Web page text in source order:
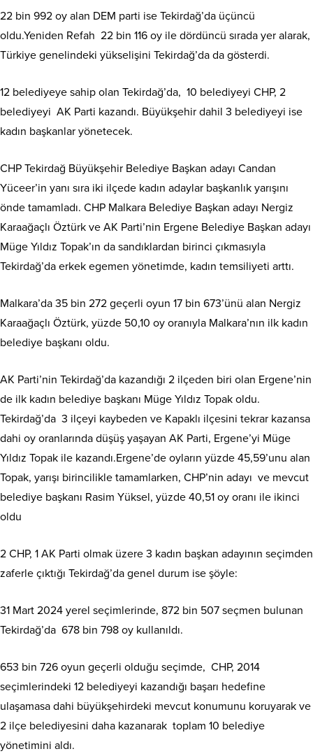
22 bin 992 oy alan DEM parti ise Tekirdağ’da üçüncü
oldu.Yeniden Refah 22 bin 116 oy ile dördüncü sırada yer alarak,
Türkiye genelindeki yükselişini Tekirdağ’da da gösterdi.
12 belediyeye sahip olan Tekirdağ’da, 10 belediyeyi CHP, 2
belediyeyi AK Parti kazandı. Büyükşehir dahil 3 belediyeyi ise
kadın başkanlar yönetecek.
CHP Tekirdağ Büyükşehir Belediye Başkan adayı Candan
Yüceer’in yanı sıra iki ilçede kadın adaylar başkanlık yarışını
önde tamamladı. CHP Malkara Belediye Başkan adayı Nergiz
Karaağaçlı Öztürk ve AK Parti’nin Ergene Belediye Başkan adayı
Müge Yıldız Topak’ın da sandıklardan birinci çıkmasıyla
Tekirdağ’da erkek egemen yönetimde, kadın temsiliyeti arttı.
Malkara’da 35 bin 272 geçerli oyun 17 bin 673’ünü alan Nergiz
Karaağaçlı Öztürk, yüzde 50,10 oy oranıyla Malkara’nın ilk kadın
belediye başkanı oldu.
AK Parti’nin Tekirdağ’da kazandığı 2 ilçeden biri olan Ergene’nin
de ilk kadın belediye başkanı Müge Yıldız Topak oldu.
Tekirdağ’da 3 ilçeyi kaybeden ve Kapaklı ilçesini tekrar kazansa
dahi oy oranlarında düşüş yaşayan AK Parti, Ergene’yi Müge
Yıldız Topak ile kazandı.Ergene’de oyların yüzde 45,59’unu alan
Topak, yarışı birincilikle tamamlarken, CHP’nin adayı ve mevcut
belediye başkanı Rasim Yüksel, yüzde 40,51 oy oranı ile ikinci
oldu
2 CHP, 1 AK Parti olmak üzere 3 kadın başkan adayının seçimden
zaferle çıktığı Tekirdağ’da genel durum ise şöyle:
31 Mart 2024 yerel seçimlerinde, 872 bin 507 seçmen bulunan
Tekirdağ’da 678 bin 798 oy kullanıldı.
653 bin 726 oyun geçerli olduğu seçimde, CHP, 2014
seçimlerindeki 12 belediyeyi kazandığı başarı hedefine
ulaşamasa dahi büyükşehirdeki mevcut konumunu koruyarak ve
2 ilçe belediyesini daha kazanarak toplam 10 belediye
yönetimini aldı.